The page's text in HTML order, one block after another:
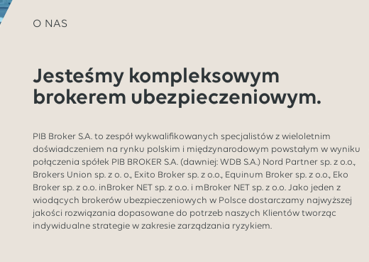
O NAS
Jesteśmy kompleksowym
brokerem ubezpieczeniowym.
PIB Broker S.A. to zespół wykwalifikowanych specjalistów z wieloletnim
doświadczeniem na rynku polskim i międzynarodowym powstałym w wyniku
połączenia spółek PIB BROKER S.A. (dawniej: WDB S.A.) Nord Partner sp. z o.o.,
Brokers Union sp. z o. o., Exito Broker sp. z o.o., Equinum Broker sp. z o.o., Eko
Broker sp. z o.o. inBroker NET sp. z o.o. i mBroker NET sp. z o.o. Jako jeden z
wiodących brokerów ubezpieczeniowych w Polsce dostarczamy najwyższej
jakości rozwiązania dopasowane do potrzeb naszych Klientów tworząc
indywidualne strategie w zakresie zarządzania ryzykiem.